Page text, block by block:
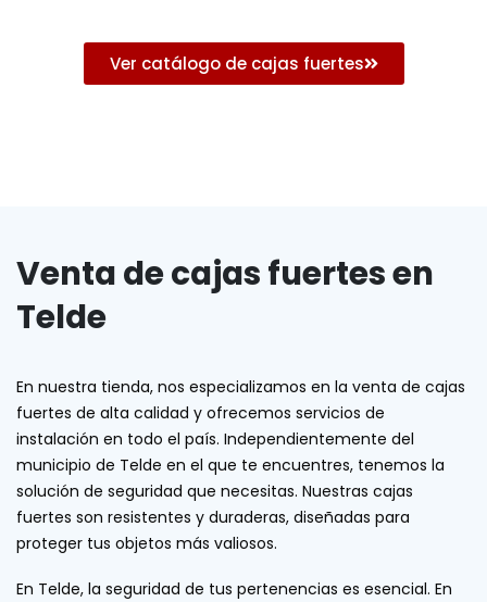
Ver catálogo de cajas fuertes
Venta de cajas fuertes en
Telde
En nuestra tienda, nos especializamos en la venta de cajas
fuertes de alta calidad y ofrecemos servicios de
instalación en todo el país. Independientemente del
municipio de Telde en el que te encuentres, tenemos la
solución de seguridad que necesitas. Nuestras cajas
fuertes son resistentes y duraderas, diseñadas para
proteger tus objetos más valiosos.
En Telde, la seguridad de tus pertenencias es esencial. En